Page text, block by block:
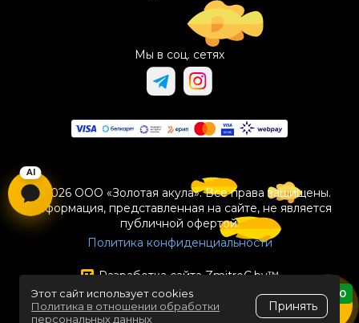
Мы в соц. сетях
© 2026 ООО «Золотая акула». Все права защищены.
Информация, представленная на сайте, не является
публичной офертой.
Политика конфиденциальности
Разработка сайтаZmitroC.by™
0
Этот сайт использует cookies
Политика в отношении обработки
персональных данных
Принять